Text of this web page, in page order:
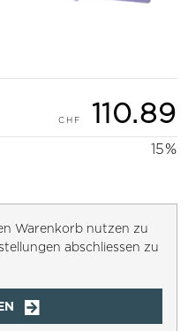
110.89
15%
Warenkorb nutzen zu
abschliessen zu